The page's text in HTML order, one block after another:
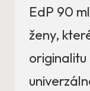
EdP 90
ženy,
originalitu